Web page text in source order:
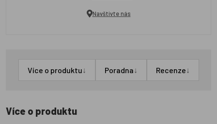
Navštivte nás
Více o produktu↓ Poradna↓ Recenze↓
Více o produktu